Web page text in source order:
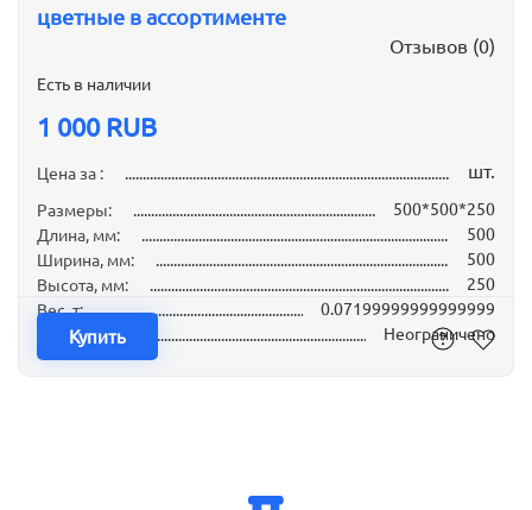
цветные в ассортименте
Отзывов (0)
Есть в наличии
1 000 RUB
Цена за : шт.
Размеры:
500*500*250
Длина, мм:
500
Ширина, мм:
500
Высота, мм:
250
Вес, т:
0.07199999999999999
Наличие:
Неограничено
Купить